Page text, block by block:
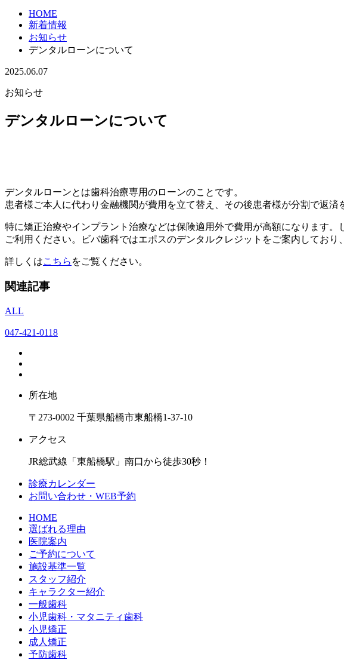
HOME
新着情報
お知らせ
デンタルローンについて
2025.06.07
お知らせ
デンタルローンについて
デンタルローンとは歯科治療専用のローンのことです。
患者様ご本人に代わり金融機関が費用を立て替え、その後患者様が分割で返済
特に矯正治療やインプラント治療などは保険適用外で費用が高額になります
ご利用ください。ビバ歯科ではエポスのデンタルクレジットをご案内しており
詳しくはこちら をご覧ください。
関連記事
ALL
047-421-0118
所在地
〒273-0002 千葉県船橋市東船橋1-37-10
アクセス
JR総武線「東船橋駅」南口から徒歩30秒！
診療カレンダー
お問い合わせ・WEB予約
HOME
選ばれる理由
医院案内
ご予約について
施設基準一覧
スタッフ紹介
キャラクター紹介
一般歯科
小児歯科・マタニティ歯科
小児矯正
成人矯正
予防歯科